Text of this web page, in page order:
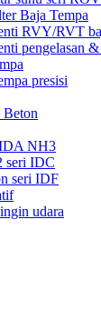
Baja Tempa
RVY/RVT
pengelasan
presisi
Beton
NH3
seri IDC
seri IDF
udara